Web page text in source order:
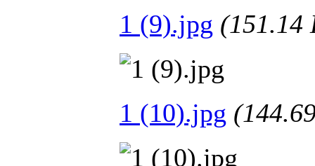
1 (9).jpg (151.14
1 (10).jpg